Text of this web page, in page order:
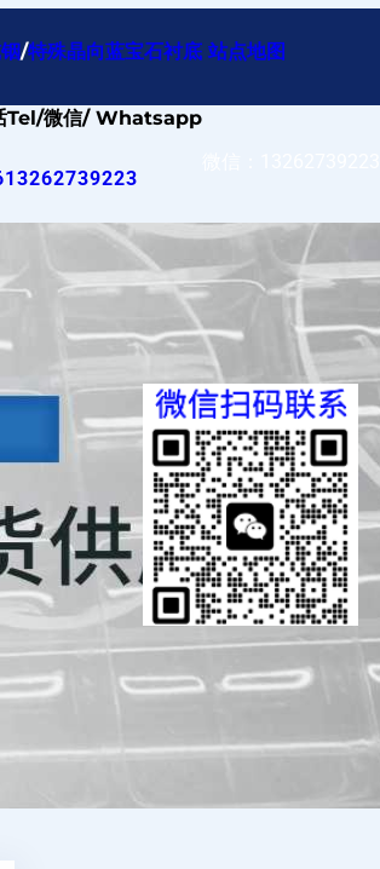
/特殊晶向蓝宝石衬底 站点地图
Tel/微信/ Whatsapp